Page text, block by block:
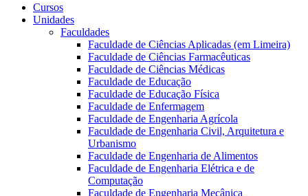
Cursos
Unidades
Faculdades
Faculdade de Ciências Aplicadas (em Limeira)
Faculdade de Ciências Farmacêuticas
Faculdade de Ciências Médicas
Faculdade de Educação
Faculdade de Educação Física
Faculdade de Enfermagem
Faculdade de Engenharia Agrícola
Faculdade de Engenharia Civil, Arquitetura e
Urbanismo
Faculdade de Engenharia de Alimentos
Faculdade de Engenharia Elétrica e de
Computação
Faculdade de Engenharia Mecânica